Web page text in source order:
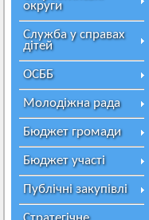
округи
Служба у справах
дітей
ОСББ
Молодіжна рада
Бюджет громади
Бюджет участі
Публічні закупівлі